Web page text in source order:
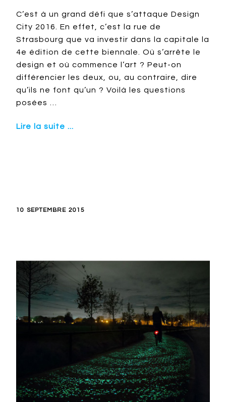
C’est à un grand défi que s’attaque Design
City 2016. En effet, c’est la rue de
Strasbourg que va investir dans la capitale la
4e édition de cette biennale. Où s’arrête le
design et où commence l’art ? Peut-on
différencier les deux, ou, au contraire, dire
qu’ils ne font qu’un ? Voilà les questions
posées …
Lire la suite ...
10 SEPTEMBRE 2015